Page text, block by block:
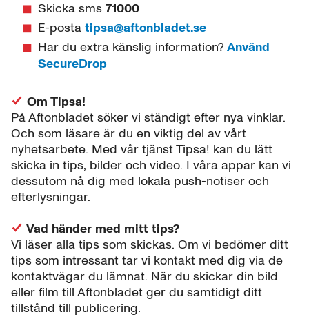
Skicka sms 71000
E-posta tipsa@aftonbladet.se
Har du extra känslig information? Använd
SecureDrop
Om Tipsa!
På Aftonbladet söker vi ständigt efter nya vinklar.
Och som läsare är du en viktig del av vårt
nyhetsarbete. Med vår tjänst Tipsa! kan du lätt
skicka in tips, bilder och video. I våra appar kan vi
dessutom nå dig med lokala push-notiser och
efterlysningar.
Vad händer med mitt tips?
Vi läser alla tips som skickas. Om vi bedömer ditt
tips som intressant tar vi kontakt med dig via de
kontaktvägar du lämnat. När du skickar din bild
eller film till Aftonbladet ger du samtidigt ditt
tillstånd till publicering.